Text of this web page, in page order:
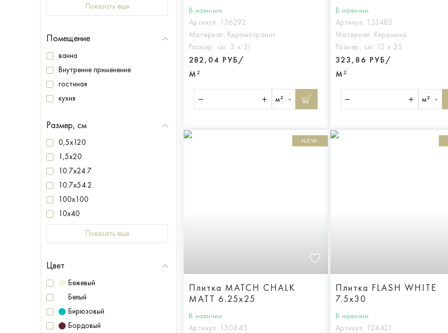
Показать еще
Помещение
ванна
Внутренне применение
гостиная
кухня
Размер, см
0,5x120
1,5x20
10.7x24.7
10.7x54.2
100x100
10x40
Показать еще
Цвет
Бежевый
Белый
Бирюзовый
Бордовый
В наличии
Артикул: 136292
Материал: Керамогранит
Размер, см: 3 х 31
282,04 РУБ/
М²
м²
В наличии
Артикул: 133482
Материал: Керамика
Размер, см: 12 х 25
323,86 РУБ/
М²
м²
NEW
Плитка MATCH CHALK
MATT 6.25x25
В наличии
Артикул: 130845
Плитка FLASH WHITE
7.5x30
В наличии
Артикул: 124421